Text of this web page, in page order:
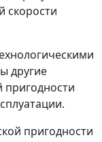
скорости
другие
пригодности
пригодности